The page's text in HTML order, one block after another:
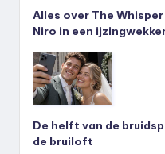
Alles over The
Niro in een
De helft van de
de bruiloft